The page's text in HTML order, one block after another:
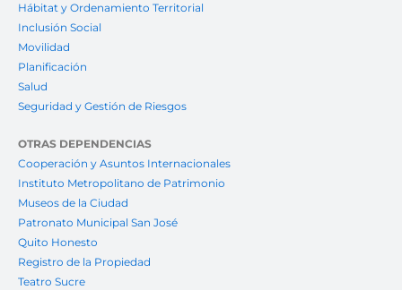
Hábitat y Ordenamiento Territorial
Inclusión Social
Movilidad
Planificación
Salud
Seguridad y Gestión de Riesgos
OTRAS DEPENDENCIAS
Cooperación y Asuntos Internacionales
Instituto Metropolitano de Patrimonio
Museos de la Ciudad
Patronato Municipal San José
Quito Honesto
Registro de la Propiedad
Teatro Sucre